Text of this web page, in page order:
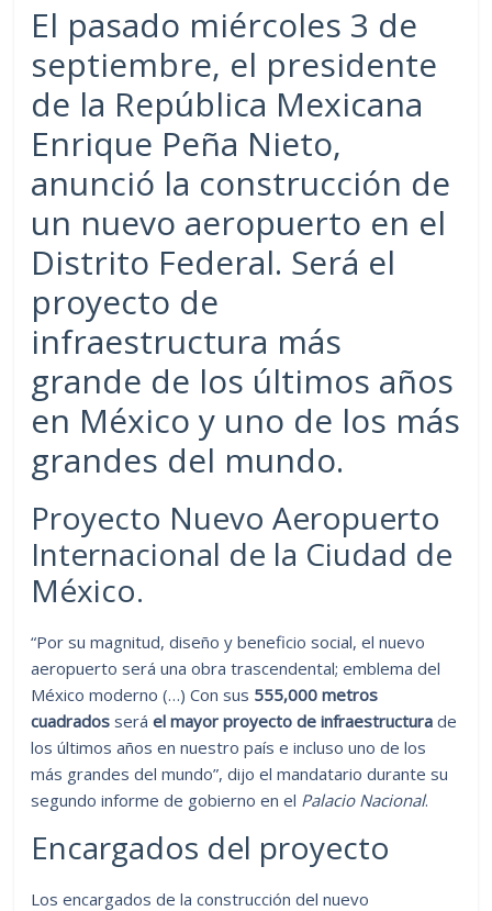
El pasado miércoles 3 de
septiembre, el presidente
de la República Mexicana
Enrique Peña Nieto,
anunció la construcción de
un nuevo aeropuerto en el
Distrito Federal. Será el
proyecto de
infraestructura más
grande de los últimos años
en México y uno de los más
grandes del mundo.
Proyecto Nuevo Aeropuerto
Internacional de la Ciudad de
México.
“Por su magnitud, diseño y beneficio social, el nuevo
aeropuerto será una obra trascendental; emblema del
México moderno (…) Con sus 555,000 metros
cuadrados seráel mayor proyecto de infraestructura de
los últimos años en nuestro país e incluso uno de los
más grandes del mundo”, dijo el mandatario durante su
segundo informe de gobierno en el Palacio Nacional.
Encargados del proyecto
Los encargados de la construcción del nuevo